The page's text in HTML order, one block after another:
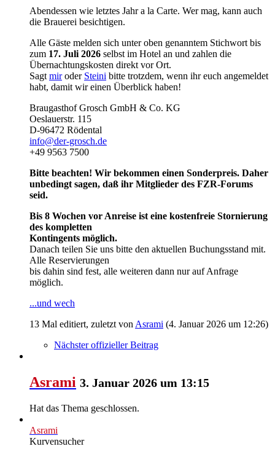
Abendessen wie letztes Jahr a la Carte. Wer mag, kann auch
die Brauerei besichtigen.
Alle Gäste melden sich unter oben genanntem Stichwort bis
zum 17. Juli 2026 selbst im Hotel an und zahlen die
Übernachtungskosten direkt vor Ort.
Sagt miroder Steini bitte trotzdem, wenn ihr euch angemeldet
habt, damit wir einen Überblick haben!
Braugasthof Grosch GmbH & Co. KG
Oeslauerstr. 115
D-96472 Rödental
info@der-grosch.de
+49 9563 7500
Bitte beachten! Wir bekommen einen Sonderpreis. Daher
unbedingt sagen, daß ihr Mitglieder des FZR-Forums
seid.
Bis 8 Wochen vor Anreise ist eine kostenfreie Stornierung
des kompletten
Kontingents möglich.
Danach teilen Sie uns bitte den aktuellen Buchungsstand mit.
Alle Reservierungen
bis dahin sind fest, alle weiteren dann nur auf Anfrage
möglich.
...und wech
13 Mal editiert, zuletzt von Asrami (4. Januar 2026 um 12:26)
Nächster offizieller Beitrag
Asrami 3. Januar 2026 um 13:15
Hat das Thema geschlossen.
Asrami
Kurvensucher